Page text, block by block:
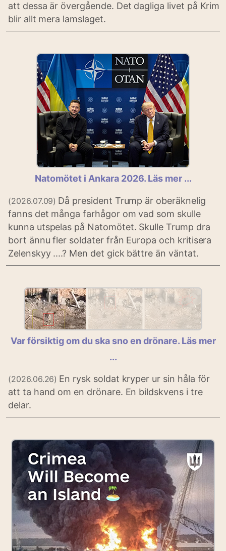
att dessa är övergående. Det dagliga livet på Krim
blir allt mera lamslaget.
Natomötet i Ankara 2026. Läs mer ...
(2026.07.09) Då president Trump är oberäknelig
fanns det många farhågor om vad som skulle
kunna utspelas på Natomötet. Skulle Trump dra
bort ännu fler soldater från Europa och kritisera
Zelenskyy ....? Men det gick bättre än väntat.
Var försiktig om du ska sno en drönare. Läs mer
...
(2026.06.26) En rysk soldat kryper ur sin håla för
att ta hand om en drönare. En bildskvens i tre
delar.